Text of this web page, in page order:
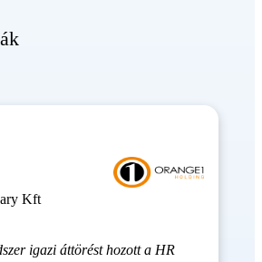
Kft
igazi áttörést hozott a HR